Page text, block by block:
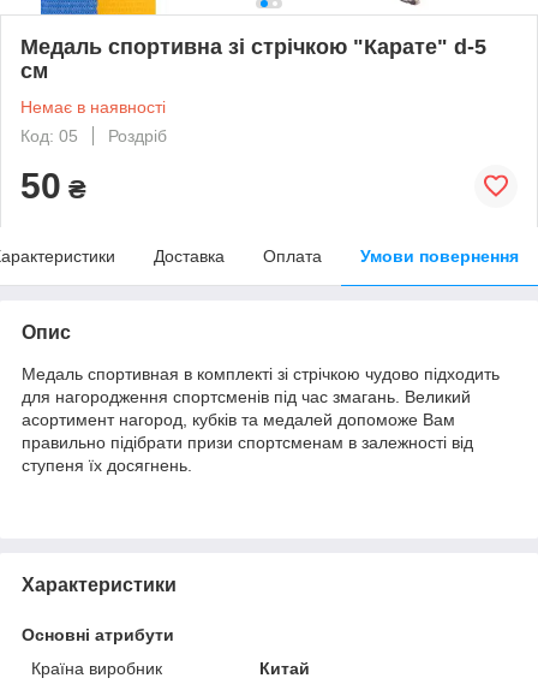
Медаль спортивна зі стрічкою "Карате" d-5
см
Немає в наявності
Код: 05
Роздріб
50 ₴
Доставка Оплата Умови повернення
Опис
Медаль спортивная в комплекті зі стрічкою чудово підходить
для нагородження спортсменів під час змагань. Великий
асортимент нагород, кубків та медалей допоможе Вам
правильно підібрати призи спортсменам в залежності від
ступеня їх досягнень.
Характеристики
Основні атрибути
Країна виробник
Китай